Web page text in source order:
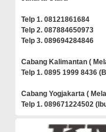
Telp 1. 08121861684
Telp 2. 087884650973
Telp 3. 089694284846
Cabang Kalimantan (
Telp 1. 0895 1999 8436
Cabang Yogjakarta (
Telp 1. 089671224502